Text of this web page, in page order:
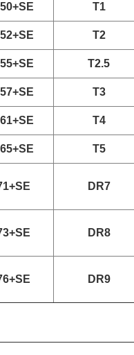
T1
T2
T2.5
T3
T4
T5
DR7
DR8
DR9